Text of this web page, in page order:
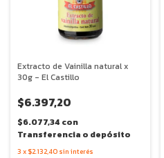
Extracto de Vainilla natural x
30g - El Castillo
$6.397,20
$6.077,34 con
Transferencia o depósito
3 x $2.132,40 sin interés